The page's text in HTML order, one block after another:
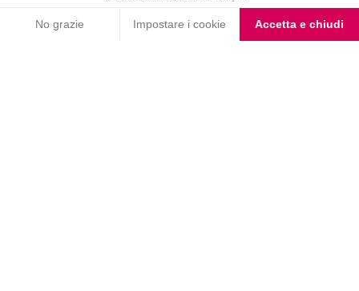
Nutrition & Sante' Italia Spa